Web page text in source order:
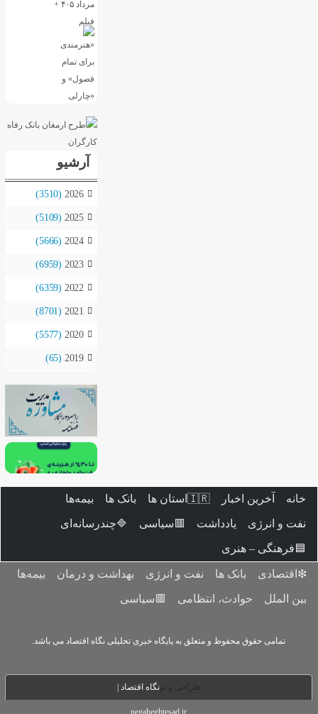
آرشیو
2026
(3510)
2025
(5109)
2024
(5666)
2023
(6959)
2022
(6359)
2021
(8701)
2020
(5577)
2019
(65)
خانه آخرین اخبار 🇮🇷استان ‌ها بانک ها بیمه‌ها
نفت و انرژی یادداشت 🟥سیاسی 🔷چندرسانه‌ای
🟦فرهنگی – هنری
❇اقتصادی بانک ها نفت و انرژی بهداشت و درمان بیمه‌ها
بین الملل حوادث، انتظامی 🟥سیاسی
تمامی حقوق محفوظ و متعلق به پایگاه خبری تحلیلی نگاه اقتصاد می باشد.
طراحی و تونگاه اقتصاد |
negaheghtesad.ir